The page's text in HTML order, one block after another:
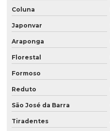
Coluna
Japonvar
Araponga
Florestal
Formoso
Reduto
São José da Barra
Tiradentes